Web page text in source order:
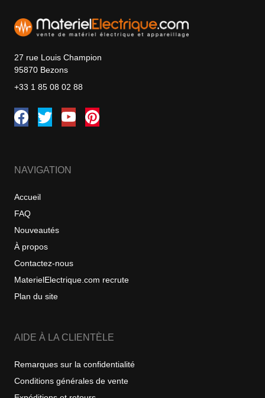
27 rue Louis Champion
95870 Bezons
+33 1 85 08 02 88
NAVIGATION
Accueil
FAQ
Nouveautés
À propos
Contactez-nous
MaterielElectrique.com recrute
Plan du site
AIDE À LA CLIENTÈLE
Remarques sur la confidentialité
Conditions générales de vente